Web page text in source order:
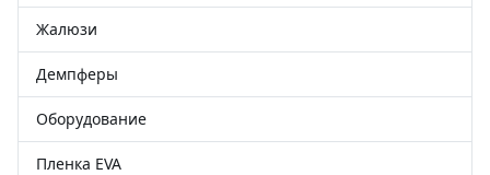
Жалюзи
Демпферы
Оборудование
Пленка EVA